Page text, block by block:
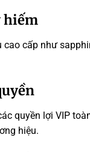
hiếm
cao cấp như
quyền lợi VIP
hiệu.